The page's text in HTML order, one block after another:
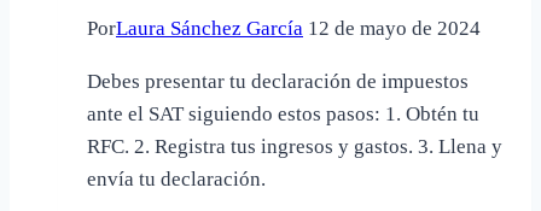
PorLaura Sánchez García 12 de mayo de 2024
Debes presentar tu declaración de impuestos
ante el SAT siguiendo estos pasos: 1. Obtén tu
RFC. 2. Registra tus ingresos y gastos. 3. Llena y
envía tu declaración.